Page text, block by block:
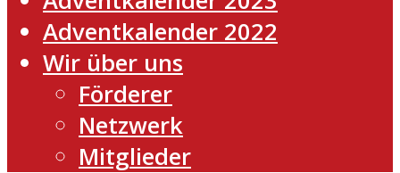
Adventkalender 2022
Wir über uns
Förderer
Netzwerk
Mitglieder